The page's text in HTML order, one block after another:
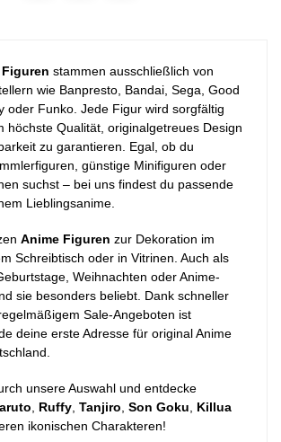
stammen ausschließlich von
wie Banpresto, Bandai, Sega, Good
oder Funko. Jede Figur wird sorgfältig
höchste Qualität, originalgetreues Design
zu garantieren. Egal, ob du
günstige Minifiguren oder
suchst – bei uns findest du passende
Lieblingsanime.
Anime Figuren zur Dekoration im
Schreibtisch oder in Vitrinen. Auch als
Weihnachten oder Anime-
sie besonders beliebt. Dank schneller
Sale-Angeboten ist
deine erste Adresse für original Anime
unsere Auswahl und entdecke
, Ruffy, Tanjiro, Son Goku, Killua
ikonischen Charakteren!